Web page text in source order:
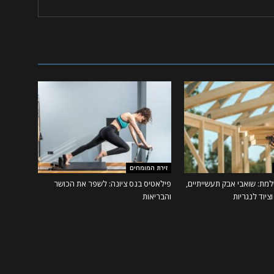
שואבי אבק תעשייתיים,
לנגריות
זירת המומחים
פילאטיס בנס ציונה: לשפר את הכושר
והבריאות